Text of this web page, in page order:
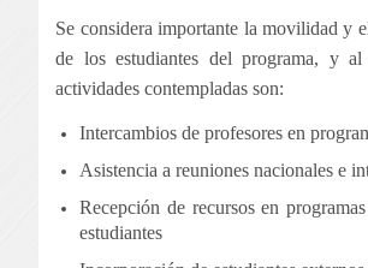
Se considera importante la movilidad y
de los estudiantes del programa, y
actividades contempladas son:
Intercambios de profesores en
Asistencia a reuniones nacionales e
Recepción de recursos en
estudiantes